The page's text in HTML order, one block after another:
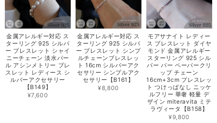
金属アレルギー対応 ス
ターリング 925 シルバ
ー ブレスレット シャイ
ニーチェーン 淡水パー
ル アシンメトリー ブレ
スレット レディース シ
ルバーアクセサリー
【B149】
¥7,600
金属アレルギー対応 ス
ターリング 925 シルバ
ー ブレスレット シンプ
ルチェーンブレスレッ
ト 16cm シルバーアク
セサリー シンプルアク
セサリー【B161】
¥8,800
モアサナイト レディー
ス ブレスレット ダイヤ
モンド 金属アレルギー
スターリング 925 シル
バー バー ペーパークリ
ップ チェーン
16cm+3cm ブレスレッ
ト つけっぱなし ニッケ
ルフリー 華奢 軽量 デ
ザイン miteravita ミテ
ラヴィータ【B158】
¥9,800